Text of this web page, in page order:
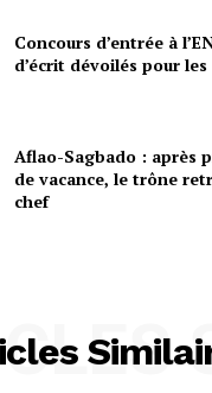
Concours d’entrée à
d’écrit dévoilés pour les
Aflao-Sagbado : après
de vacance, le trône
chef